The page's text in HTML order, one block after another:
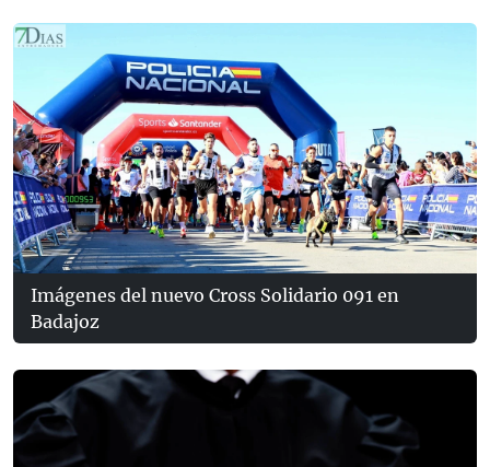
Imágenes del nuevo Cross Solidario 091 en
Badajoz